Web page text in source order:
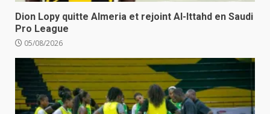
Dion Lopy quitte Almeria et rejoint Al-Ittahd en Saudi
Pro League
05/08/2026